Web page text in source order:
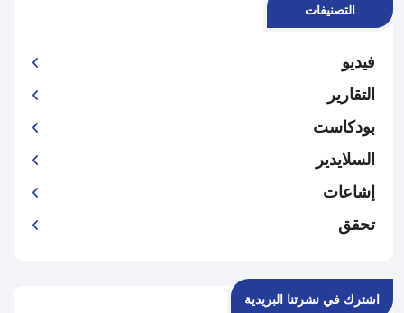
التصنيفات
فيديو
التقارير
بودكاست
السلايدير
إشاعات
تحقق
اشترك في نشرتنا البريدية